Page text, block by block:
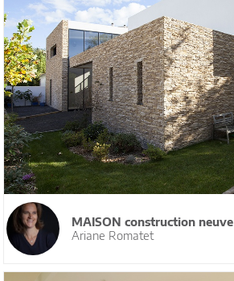
MAISON construction neuve
Ariane Romatet